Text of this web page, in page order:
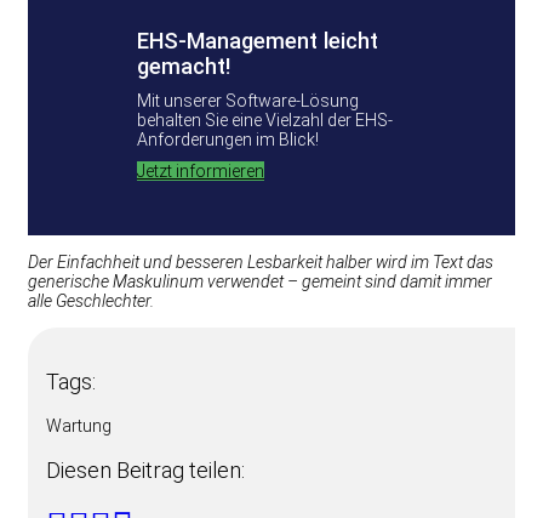
EHS-Management leicht
gemacht!
Mit unserer Software-Lösung
behalten Sie eine Vielzahl der EHS-
Anforderungen im Blick!
Jetzt informieren
Der Einfachheit und besseren Lesbarkeit halber wird im Text das
generische Maskulinum verwendet – gemeint sind damit immer
alle Geschlechter.
Tags:
Wartung
Diesen Beitrag teilen: